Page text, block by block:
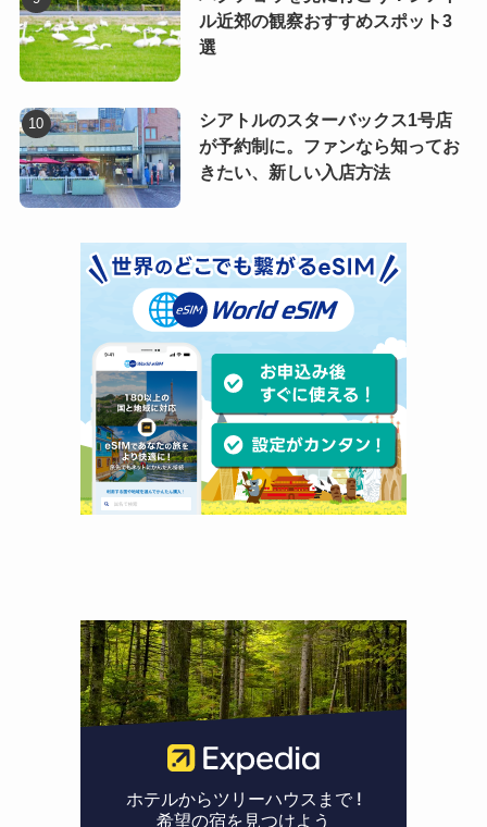
ル近郊の観察おすすめスポット3
選
シアトルのスターバックス1号店
が予約制に。ファンなら知ってお
きたい、新しい入店方法